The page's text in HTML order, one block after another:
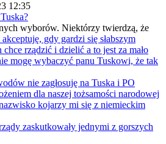
12:35
wyborów. Niektórzy twierdzą, że
gdy gardzi się słabszym
rządzić i dzielić a to jest za mało
mogę wybaczyć panu Tuskowi, że tak
nie zagłosuję na Tuska i PO
dla naszej tożsamości narodowej
kojarzy mi się z niemieckim
zaskutkowały jednymi z gorszych